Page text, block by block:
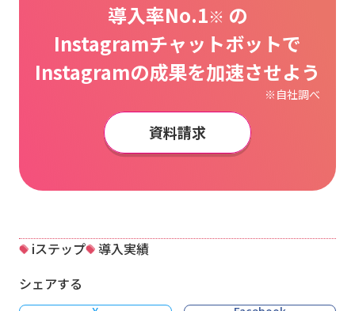
導入率No.1※ の
Instagramチャットボットで
Instagramの成果を加速させよう
※自社調べ
資料請求
iステップ
導入実績
シェアする